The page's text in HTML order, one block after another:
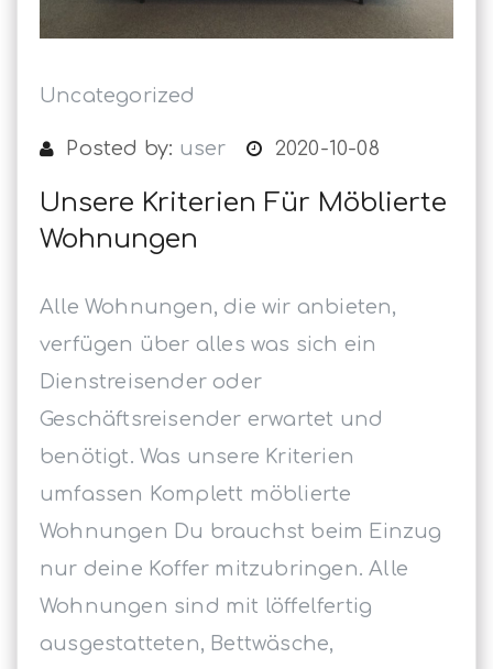
Uncategorized
Posted by: user 2020-10-08
Unsere Kriterien Für Möblierte
Wohnungen
Alle Wohnungen, die wir anbieten,
verfügen über alles was sich ein
Dienstreisender oder
Geschäftsreisender erwartet und
benötigt. Was unsere Kriterien
umfassen Komplett möblierte
Wohnungen Du brauchst beim Einzug
nur deine Koffer mitzubringen. Alle
Wohnungen sind mit löffelfertig
ausgestatteten, Bettwäsche,